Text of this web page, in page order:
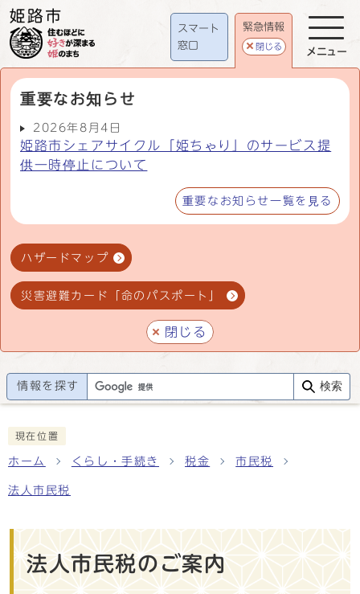
スマート
窓口
緊急情報
閉じる
重要なお知らせ
2026年8月4日
姫路市シェアサイクル「姫ちゃり」のサービス提
供一時停止について
重要なお知らせ一覧を見る
ハザードマップ
災害避難カード「命のパスポート」
閉じる
メニュー
情報を探す 検索
現在位置
ホーム くらし・手続き 税金 市民税
法人市民税
法人市民税のご案内